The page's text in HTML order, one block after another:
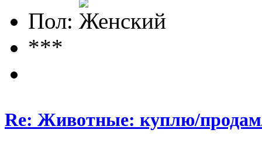
Пол:
***
Re: Животные: куплю/